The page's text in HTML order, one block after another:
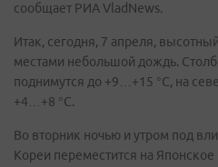
сообщает РИА VladNews.
Итак, сегодня, 7 апреля,
местами небольшой дождь.
поднимутся до +9…+15 °С, на
+4…+8 °С.
Во вторник ночью и утром под
Кореи переместится на